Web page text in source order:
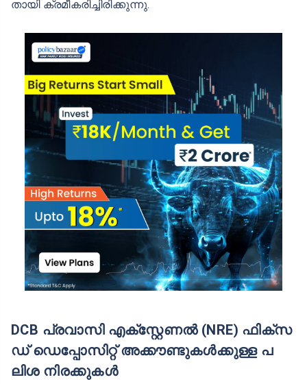
തായി ക്രമീകരിച്ചിരിക്കുന്നു.
DCB പ്രവാസി എക്സ്റ്റേണൽ (NRE) ഫിക്സ
ഡ് ഡെപ്പോസിറ്റ് അക്കൗണ്ടുകൾക്കുള്ള പ
ലിശ നിരക്കുകൾ